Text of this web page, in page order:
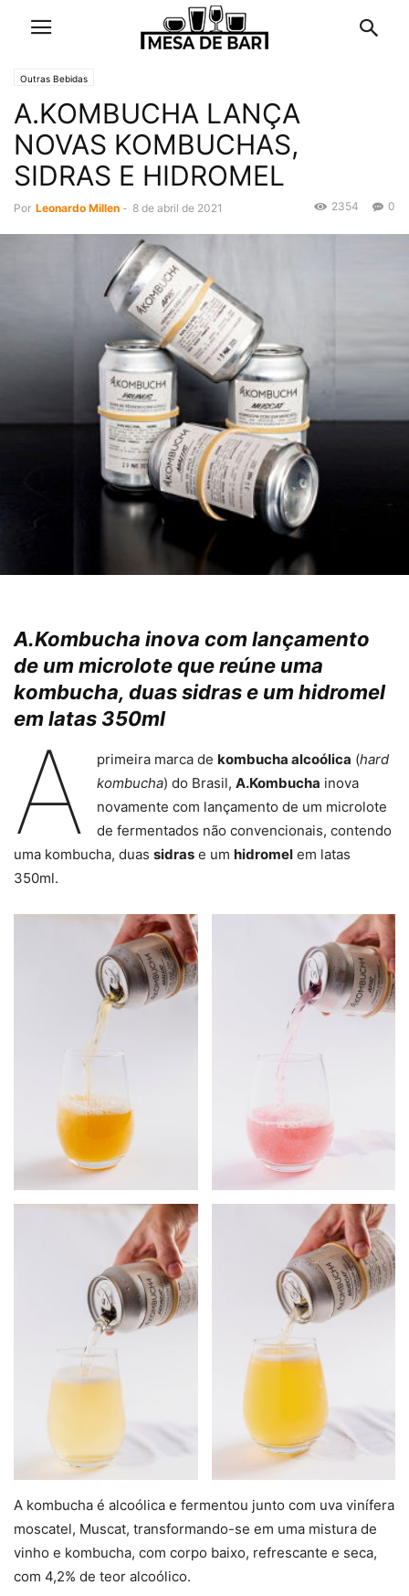
Outras Bebidas
A.KOMBUCHA LANÇA
NOVAS KOMBUCHAS,
SIDRAS E HIDROMEL
Por Leonardo Millen - 8 de abril de 2021 0
2354
A.Kombucha inova com lançamento
de um microlote que reúne uma
kombucha, duas sidras e um hidromel
em latas 350ml
A primeira marca de kombucha alcoólica (hard
kombucha) do Brasil, A.Kombucha inova
novamente com lançamento de um microlote
de fermentados não convencionais, contendo
uma kombucha, duas sidras e um hidromel em latas
350ml.
A kombucha é alcoólica e fermentou junto com uva vinífera
moscatel, Muscat, transformando-se em uma mistura de
vinho e kombucha, com corpo baixo, refrescante e seca,
com 4,2% de teor alcoólico.